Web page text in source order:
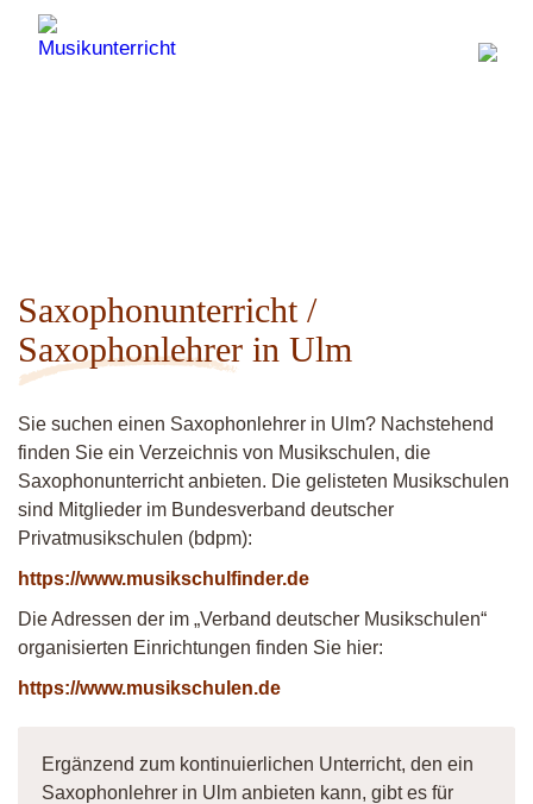
Saxophonunterricht /
Saxophonlehrer in Ulm
Sie suchen einen Saxophonlehrer in Ulm? Nachstehend
finden Sie ein Verzeichnis von Musikschulen, die
Saxophonunterricht anbieten. Die gelisteten Musikschulen
sind Mitglieder im Bundesverband deutscher
Privatmusikschulen (bdpm):
https://www.musikschulfinder.de
Die Adressen der im „Verband deutscher Musikschulen“
organisierten Einrichtungen finden Sie hier:
https://www.musikschulen.de
Ergänzend zum kontinuierlichen Unterricht, den ein
Saxophonlehrer in Ulm anbieten kann, gibt es für